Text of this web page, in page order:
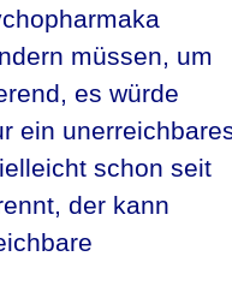
müssen, um
es würde
ein
schon seit
der kann